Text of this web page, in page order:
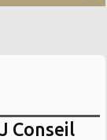
Conseil